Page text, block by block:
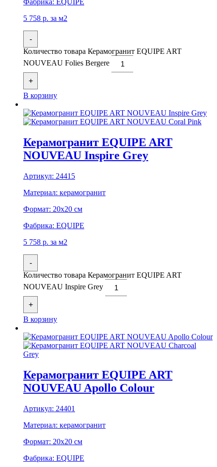
Фабрика: EQUIPE
5 758 р. за м2
-
Количество товара Керамогранит EQUIPE ART
NOUVEAU Folies Bergere
+
В корзину
Керамогранит EQUIPE ART
NOUVEAU Inspire Grey
Артикул: 24415
Материал: керамогранит
Формат: 20x20 см
Фабрика: EQUIPE
5 758 р. за м2
-
Количество товара Керамогранит EQUIPE ART
NOUVEAU Inspire Grey
+
В корзину
Керамогранит EQUIPE ART
NOUVEAU Apollo Colour
Артикул: 24401
Материал: керамогранит
Формат: 20x20 см
Фабрика: EQUIPE